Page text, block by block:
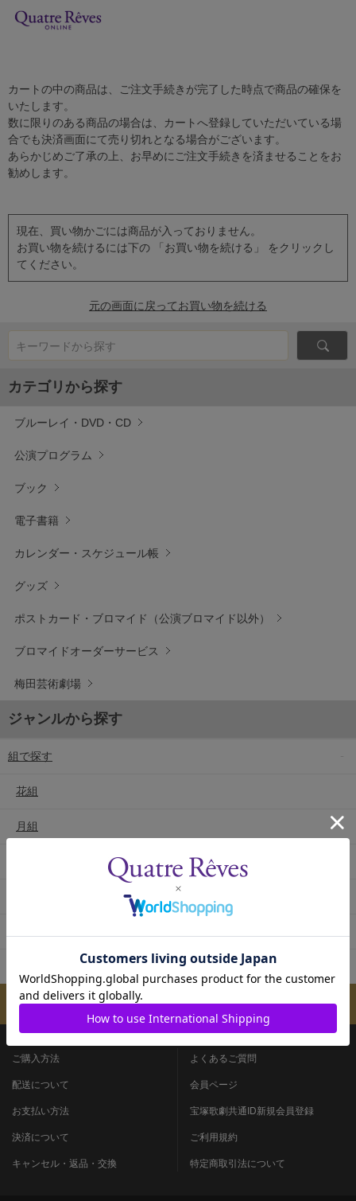
カートの中の商品は、ご注文手続きが完了した時点で商品の確保を
いたします。
数に限りのある商品の場合は、カートへ登録していただいている場
合でも決済画面にて売り切れとなる場合がございます。
あらかじめご了承の上、お早めにご注文手続きを済ませることをお
勧めします。
現在、買い物かごには商品が入っておりません。
お買い物を続けるには下の 「お買い物を続ける」 をクリックし
てください。
元の画面に戻ってお買い物を続ける
キーワードから探す
カテゴリから探す
ブルーレイ・DVD・CD
公演プログラム
ブック
電子書籍
カレンダー・スケジュール帳
グッズ
ポストカード・ブロマイド（公演ブロマイド以外）
ブロマイドオーダーサービス
梅田芸術劇場
ジャンルから探す
組で探す
花組
月組
メールマガジンのご案内
ご購入方法
配送について
お支払い方法
決済について
キャンセル・返品・交換
よくあるご質問
会員ページ
宝塚歌劇共通ID新規会員登録
ご利用規約
特定商取引法について